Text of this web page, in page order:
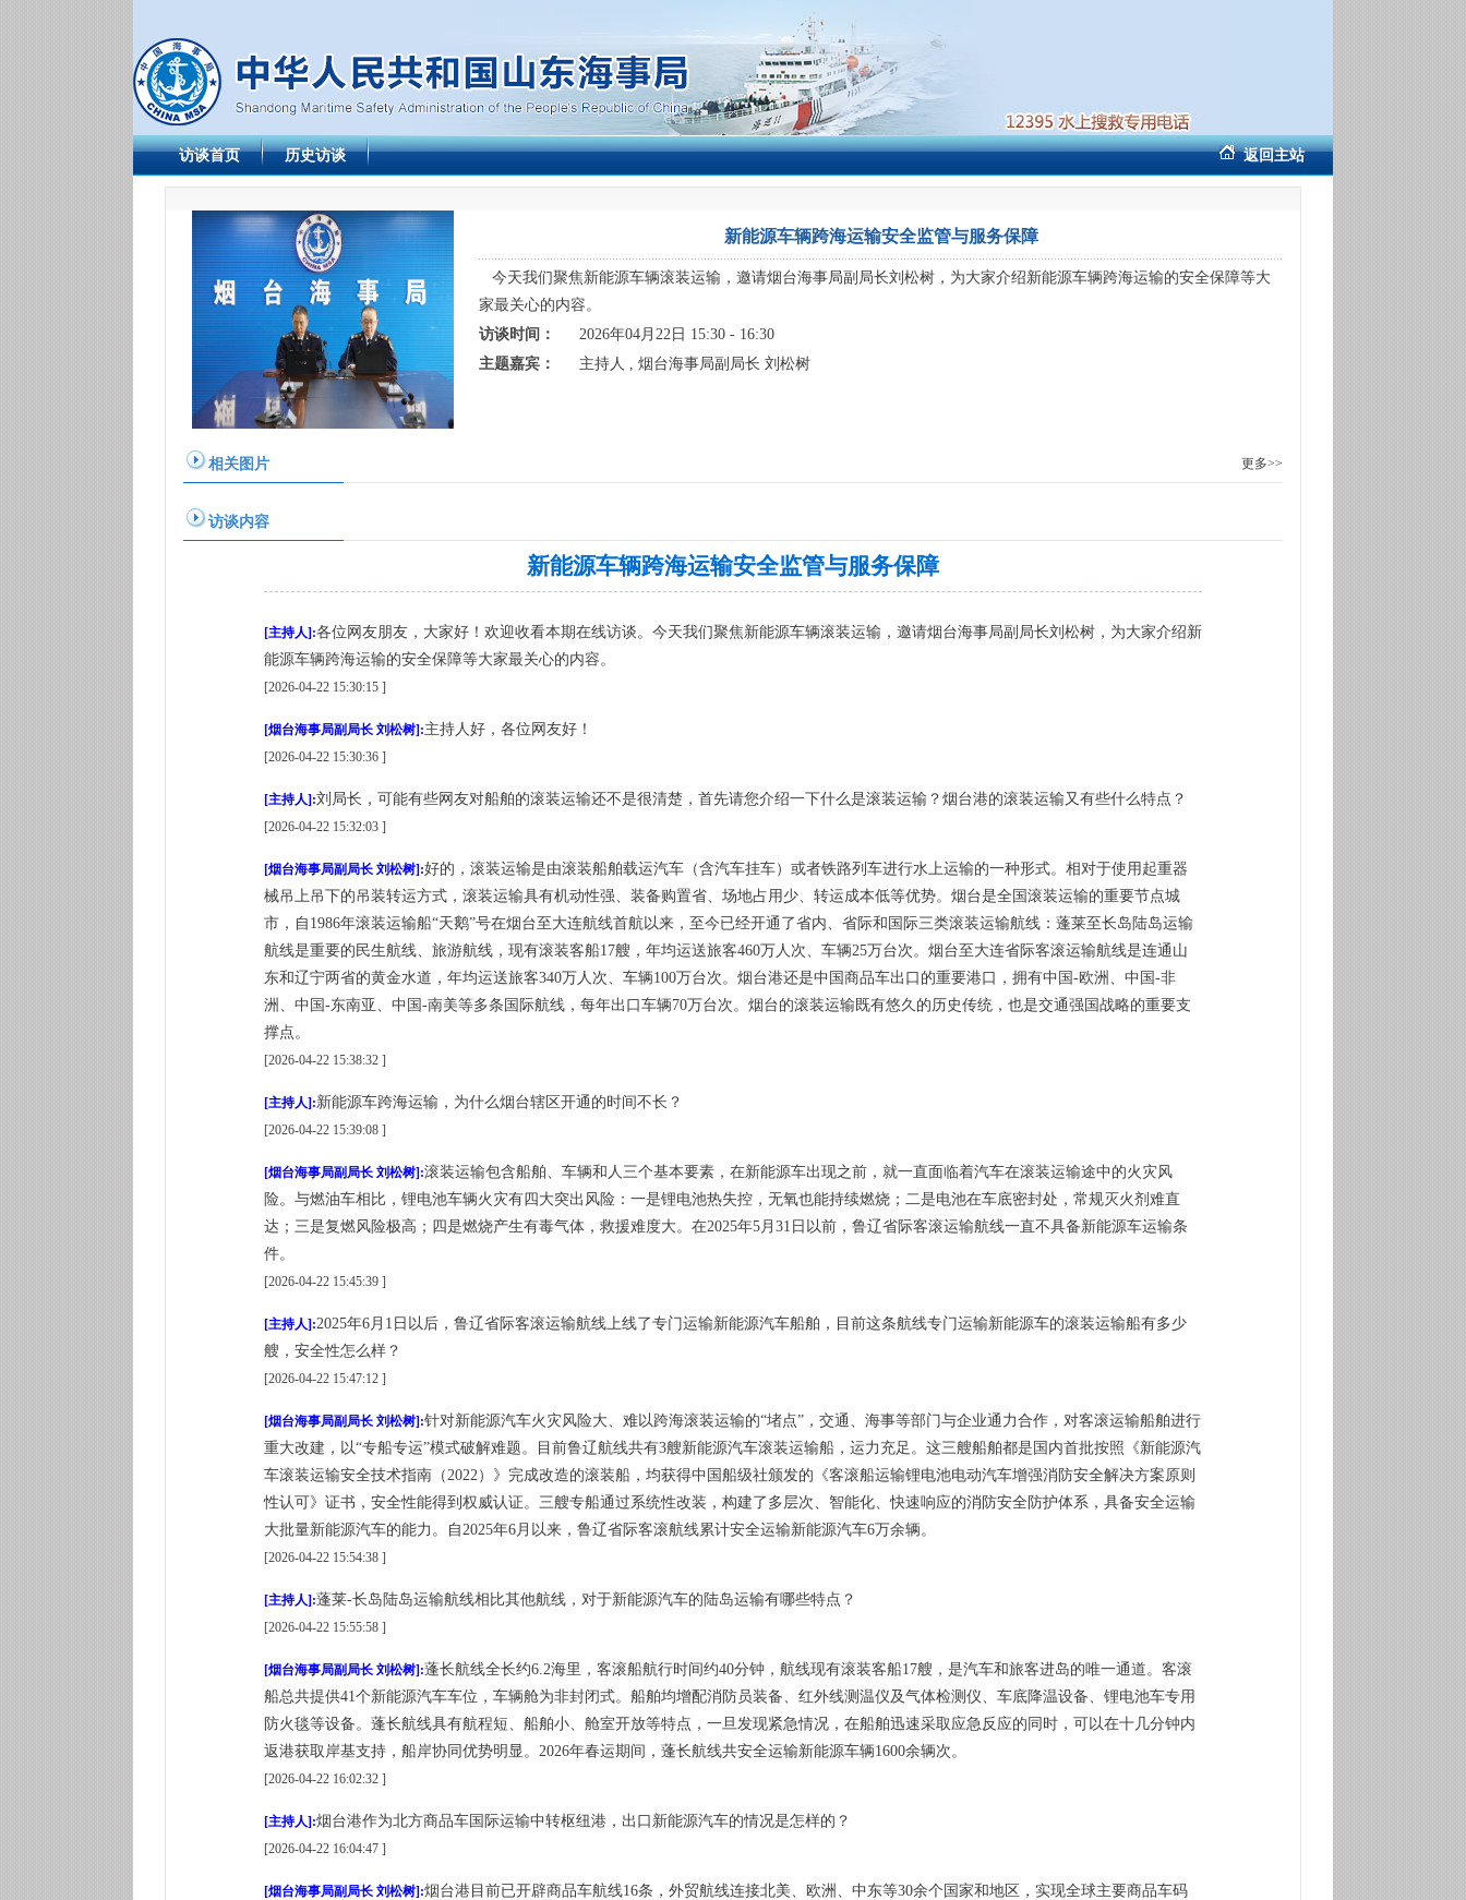
访谈首页 历史访谈 返回主站
新能源车辆跨海运输安全监管与服务保障
今天我们聚焦新能源车辆滚装运输，邀请烟台海事局副局长刘松树，为大家介绍新能源车辆跨海运输的安全保障等大
家最关心的内容。
访谈时间：
2026年04月22日 15:30 - 16:30
主题嘉宾：
主持人 , 烟台海事局副局长 刘松树
相关图片 更多>>
访谈内容
新能源车辆跨海运输安全监管与服务保障
[主持人]:各位网友朋友，大家好！欢迎收看本期在线访谈。今天我们聚焦新能源车辆滚装运输，邀请烟台海事局副局长刘松树，为大家介绍新
能源车辆跨海运输的安全保障等大家最关心的内容。
[2026-04-22 15:30:15 ]
[烟台海事局副局长 刘松树]:主持人好，各位网友好！
[2026-04-22 15:30:36 ]
[主持人]:刘局长，可能有些网友对船舶的滚装运输还不是很清楚，首先请您介绍一下什么是滚装运输？烟台港的滚装运输又有些什么特点？
[2026-04-22 15:32:03 ]
[烟台海事局副局长 刘松树]:好的，滚装运输是由滚装船舶载运汽车（含汽车挂车）或者铁路列车进行水上运输的一种形式。相对于使用起重器
械吊上吊下的吊装转运方式，滚装运输具有机动性强、装备购置省、场地占用少、转运成本低等优势。烟台是全国滚装运输的重要节点城
市，自1986年滚装运输船“天鹅”号在烟台至大连航线首航以来，至今已经开通了省内、省际和国际三类滚装运输航线：蓬莱至长岛陆岛运输
航线是重要的民生航线、旅游航线，现有滚装客船17艘，年均运送旅客460万人次、车辆25万台次。烟台至大连省际客滚运输航线是连通山
东和辽宁两省的黄金水道，年均运送旅客340万人次、车辆100万台次。烟台港还是中国商品车出口的重要港口，拥有中国-欧洲、中国-非
洲、中国-东南亚、中国-南美等多条国际航线，每年出口车辆70万台次。烟台的滚装运输既有悠久的历史传统，也是交通强国战略的重要支
撑点。
[2026-04-22 15:38:32 ]
[主持人]:新能源车跨海运输，为什么烟台辖区开通的时间不长？
[2026-04-22 15:39:08 ]
[烟台海事局副局长 刘松树]:滚装运输包含船舶、车辆和人三个基本要素，在新能源车出现之前，就一直面临着汽车在滚装运输途中的火灾风
险。与燃油车相比，锂电池车辆火灾有四大突出风险：一是锂电池热失控，无氧也能持续燃烧；二是电池在车底密封处，常规灭火剂难直
达；三是复燃风险极高；四是燃烧产生有毒气体，救援难度大。在2025年5月31日以前，鲁辽省际客滚运输航线一直不具备新能源车运输条
件。
[2026-04-22 15:45:39 ]
[主持人]:2025年6月1日以后，鲁辽省际客滚运输航线上线了专门运输新能源汽车船舶，目前这条航线专门运输新能源车的滚装运输船有多少
艘，安全性怎么样？
[2026-04-22 15:47:12 ]
[烟台海事局副局长 刘松树]:针对新能源汽车火灾风险大、难以跨海滚装运输的“堵点”，交通、海事等部门与企业通力合作，对客滚运输船舶进行
重大改建，以“专船专运”模式破解难题。目前鲁辽航线共有3艘新能源汽车滚装运输船，运力充足。这三艘船舶都是国内首批按照《新能源汽
车滚装运输安全技术指南（2022）》完成改造的滚装船，均获得中国船级社颁发的《客滚船运输锂电池电动汽车增强消防安全解决方案原则
性认可》证书，安全性能得到权威认证。三艘专船通过系统性改装，构建了多层次、智能化、快速响应的消防安全防护体系，具备安全运输
大批量新能源汽车的能力。自2025年6月以来，鲁辽省际客滚航线累计安全运输新能源汽车6万余辆。
[2026-04-22 15:54:38 ]
[主持人]:蓬莱-长岛陆岛运输航线相比其他航线，对于新能源汽车的陆岛运输有哪些特点？
[2026-04-22 15:55:58 ]
[烟台海事局副局长 刘松树]:蓬长航线全长约6.2海里，客滚船航行时间约40分钟，航线现有滚装客船17艘，是汽车和旅客进岛的唯一通道。客滚
船总共提供41个新能源汽车车位，车辆舱为非封闭式。船舶均增配消防员装备、红外线测温仪及气体检测仪、车底降温设备、锂电池车专用
防火毯等设备。蓬长航线具有航程短、船舶小、舱室开放等特点，一旦发现紧急情况，在船舶迅速采取应急反应的同时，可以在十几分钟内
返港获取岸基支持，船岸协同优势明显。2026年春运期间，蓬长航线共安全运输新能源车辆1600余辆次。
[2026-04-22 16:02:32 ]
[主持人]:烟台港作为北方商品车国际运输中转枢纽港，出口新能源汽车的情况是怎样的？
[2026-04-22 16:04:47 ]
[烟台海事局副局长 刘松树]:烟台港目前已开辟商品车航线16条，外贸航线连接北美、欧洲、中东等30余个国家和地区，实现全球主要商品车码